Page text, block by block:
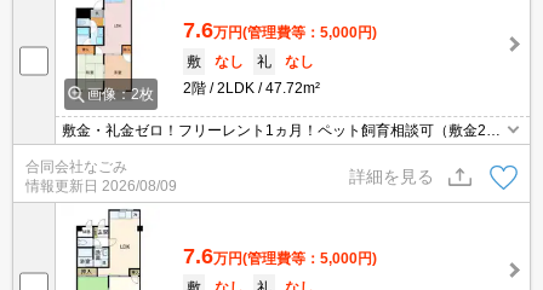
画像：2枚
7.6万円(管理費等：5,000円)
敷
なし 礼
なし
2階
2LDK 47.72m²
敷金・礼金ゼロ！フリーレント1ヵ月！ペット飼育相談可（敷金2ヵ
合同会社なごみ
情報更新日 2026/08/09
詳細を見る
7.6万円(管理費等：5,000円)